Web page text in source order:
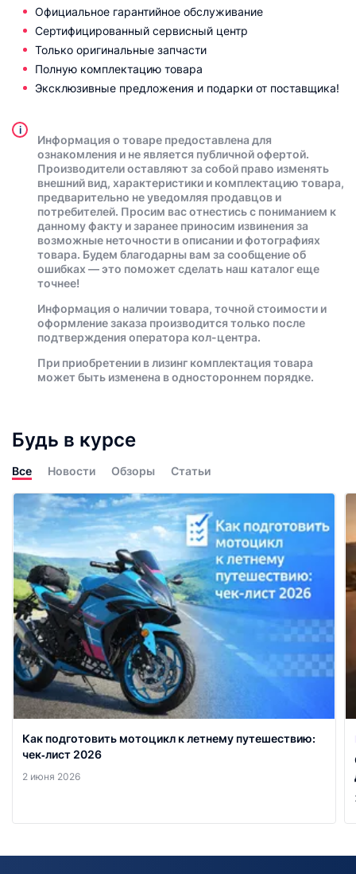
Официальное гарантийное обслуживание
Сертифицированный сервисный центр
Только оригинальные запчасти
Полную комплектацию товара
Эксклюзивные предложения и подарки от поставщика!
i
Информация о товаре предоставлена для
ознакомления и не является публичной офертой.
Производители оставляют за собой право изменять
внешний вид, характеристики и комплектацию товара,
предварительно не уведомляя продавцов и
потребителей. Просим вас отнестись с пониманием к
данному факту и заранее приносим извинения за
возможные неточности в описании и фотографиях
товара. Будем благодарны вам за сообщение об
ошибках — это поможет сделать наш каталог еще
точнее!
Информация о наличии товара, точной стоимости и
оформление заказа производится только после
подтверждения оператора кол-центра.
При приобретении в лизинг комплектация товара
может быть изменена в одностороннем порядке.
Будь в курсе
Все Новости Обзоры Статьи
Как подготовить мотоцикл к летнему путешествию:
чек‑лист 2026
2 июня 2026